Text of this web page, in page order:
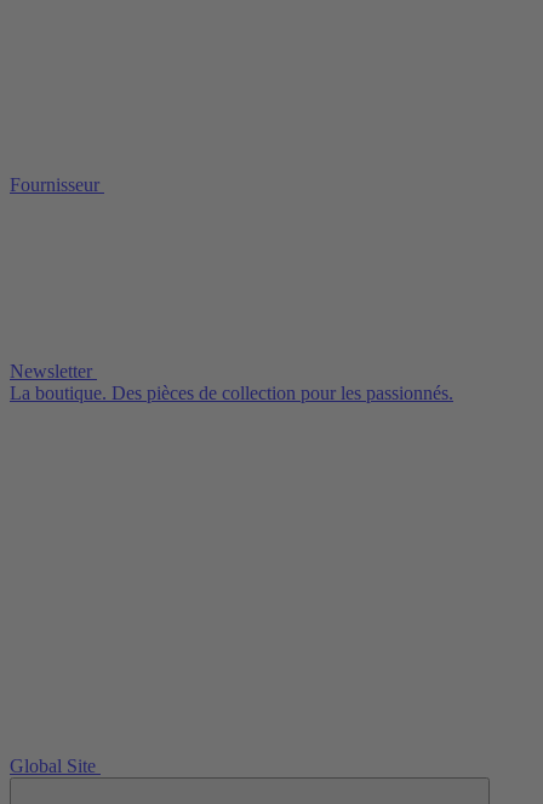
Fournisseur
Newsletter
La boutique. Des pièces de collection pour les passionnés.
Global Site